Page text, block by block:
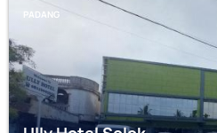
PADANG